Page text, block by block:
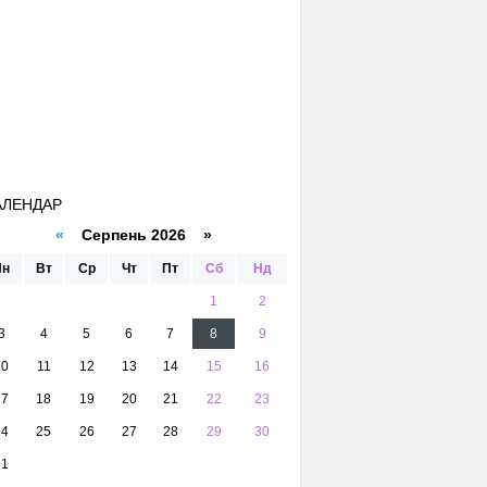
« Серпень 2026 »
Вт Ср Чт Пт Сб Нд
1 2
4 5 6 7 8 9
11 12 13 14 15 16
18 19 20 21 22 23
25 26 27 28 29 30